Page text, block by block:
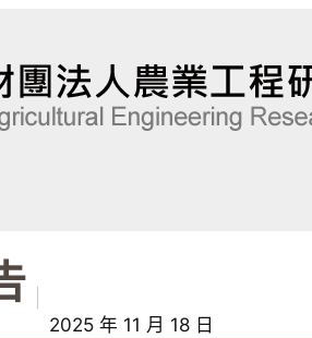
2025 年 11 月 18 日